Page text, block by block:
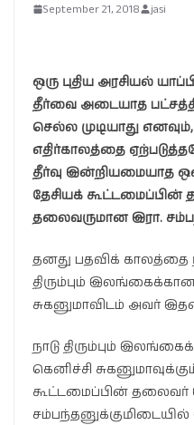
September 21, 2018 jasi
ஒரு புதிய அரசியல்
தீர்வை அடையாத
செல்ல முடியாது
எதிர்காலத்தை
தீர்வு இன்றியமையாத
தேசியக் கூட்டமைப்பின்
தலைவருமான இரா.
தனது பதவிக் காலத்தை
திரும்பும்
சுகனுமாவிடம் அவர்
நாடு திரும்பும்
கெனிச்சி
கூட்டமைப்பின் தலைவர்